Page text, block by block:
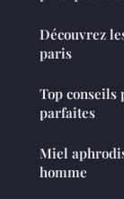
Découvrez
paris
Top
parfaites
Miel
homme